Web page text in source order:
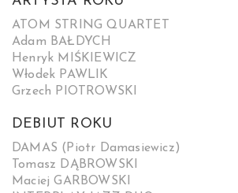
ATOM STRING QUARTET
Adam BAŁDYCH
Henryk MIŚKIEWICZ
Włodek PAWLIK
Grzech PIOTROWSKI
DEBIUT ROKU
DAMAS (Piotr Damasiewicz)
Tomasz DĄBROWSKI
Maciej GARBOWSKI